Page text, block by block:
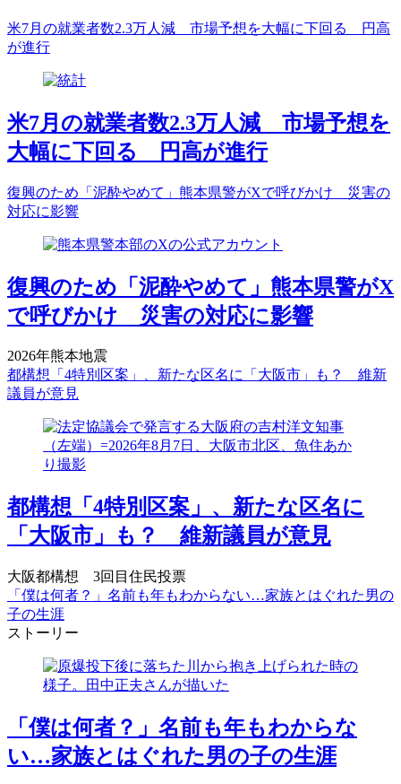
米7月の就業者数2.3万人減 市場予想を大幅に下回る 円高
が進行
米7月の就業者数2.3万人減 市場予想を
大幅に下回る 円高が進行
復興のため「泥酔やめて」熊本県警がXで呼びかけ 災害の
対応に影響
復興のため「泥酔やめて」熊本県警がX
で呼びかけ 災害の対応に影響
2026年熊本地震
都構想「4特別区案」、新たな区名に「大阪市」も？ 維新
議員が意見
都構想「4特別区案」、新たな区名に
「大阪市」も？ 維新議員が意見
大阪都構想 3回目住民投票
「僕は何者？」名前も年もわからない…家族とはぐれた男の
子の生涯
ストーリー
「僕は何者？」名前も年もわからな
い…家族とはぐれた男の子の生涯